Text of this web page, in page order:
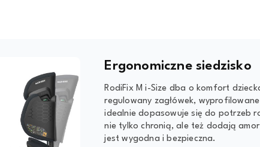
Ergonomiczne siedzisko
RodiFix M i-Size dba o komfort
regulowany zagłówek,
idealnie dopasowuje się do potrzeb
nie tylko chronią, ale też dodają
jest wygodna i bezpieczna.